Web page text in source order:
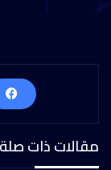
مقالات ذات صلة